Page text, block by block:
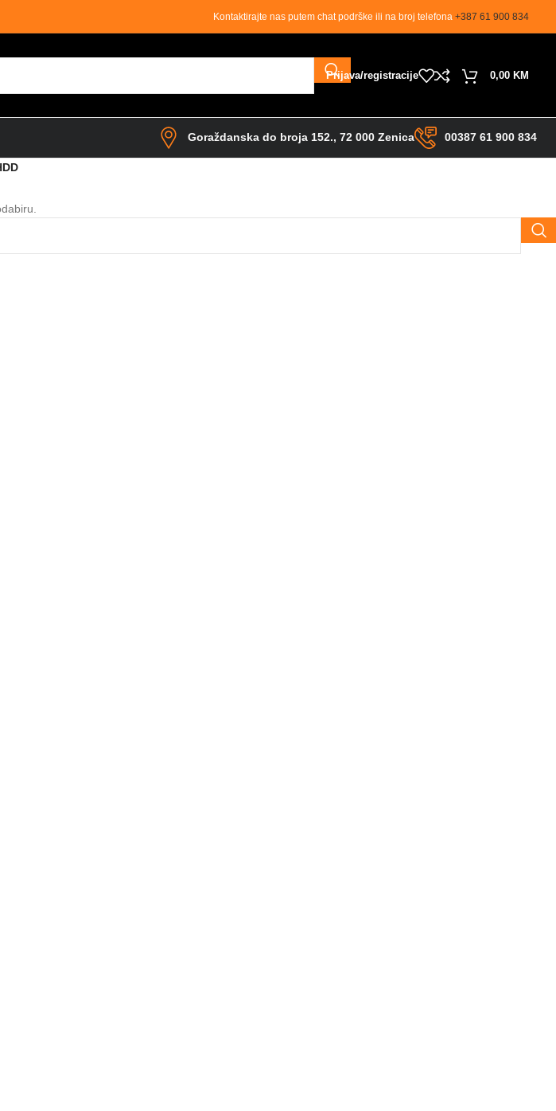
Kontaktirajte nas putem chat podrške ili na broj telefona +387 61 900 834
Prijava/registracije 0,00 KM
Goraždanska do broja 152., 72 000 Zenica 00387 61 900 834